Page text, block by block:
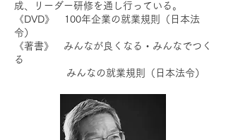
成、リーダー研修を通し行っている。
《DVD》 100年企業の就業規則（日本法
令）
《著書》 みんなが良くなる・みんなでつく
る
みんなの就業規則（日本法令）